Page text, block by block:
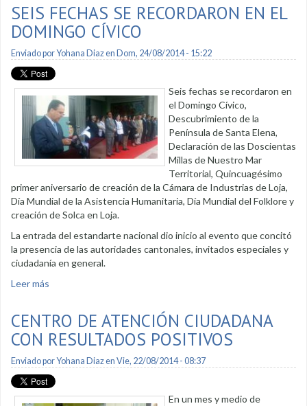
SEIS FECHAS SE RECORDARON EN EL
DOMINGO CÍVICO
Enviado porYohana Diazen Dom, 24/08/2014 - 15:22
Seis fechas se recordaron en
el Domingo Cívico,
Descubrimiento de la
Península de Santa Elena,
Declaración de las Doscientas
Millas de Nuestro Mar
Territorial, Quincuagésimo
primer aniversario de creación de la Cámara de Industrias de Loja,
Día Mundial de la Asistencia Humanitaria, Día Mundial del Folklore y
creación de Solca en Loja.
La entrada del estandarte nacional dio inicio al evento que concitó
la presencia de las autoridades cantonales, invitados especiales y
ciudadanía en general.
Leer más
CENTRO DE ATENCIÓN CIUDADANA
CON RESULTADOS POSITIVOS
Enviado porYohana Diazen Vie, 22/08/2014 - 08:37
En un mes y medio de